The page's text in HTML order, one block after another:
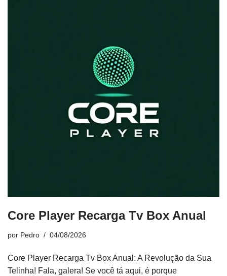
Core Player Recarga Tv Box Anual
por Pedro 04/08/2026
Core Player Recarga Tv Box Anual: A Revolução da Sua
Telinha! Fala, galera! Se você tá aqui, é porque